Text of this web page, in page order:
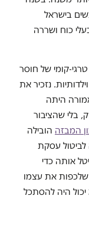
בישראל
כוח ושררה
קומי של חוסר
נזכיר את
היתה
בלי שהציבור
המבזה הובילה
עסקת
אותה כדי
שלכפות את עצמו
היה להסתכל